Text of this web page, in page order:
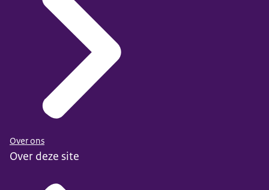
Over ons
Over deze site